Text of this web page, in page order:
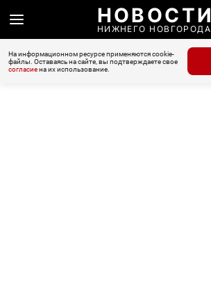
НОВОСТИ
НИЖНЕГО НОВГОРОДА
На информационном ресурсе применяются cookie-
файлы. Оставаясь на сайте, вы подтверждаете свое
согласиена их использование.